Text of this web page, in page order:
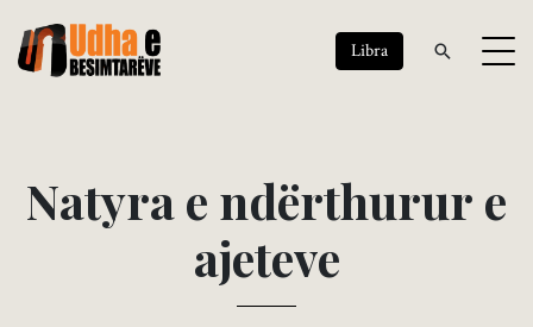
Libra
Natyrae ndërthurur e
ajeteve